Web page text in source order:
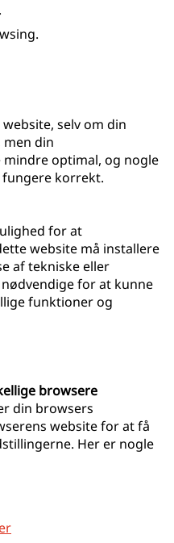
selv om din
men din
optimal, og nogle
korrekt.
for at
website må installere
af tekniske eller
for at kunne
funktioner og
browsere
din browsers
website for at få
Her er nogle